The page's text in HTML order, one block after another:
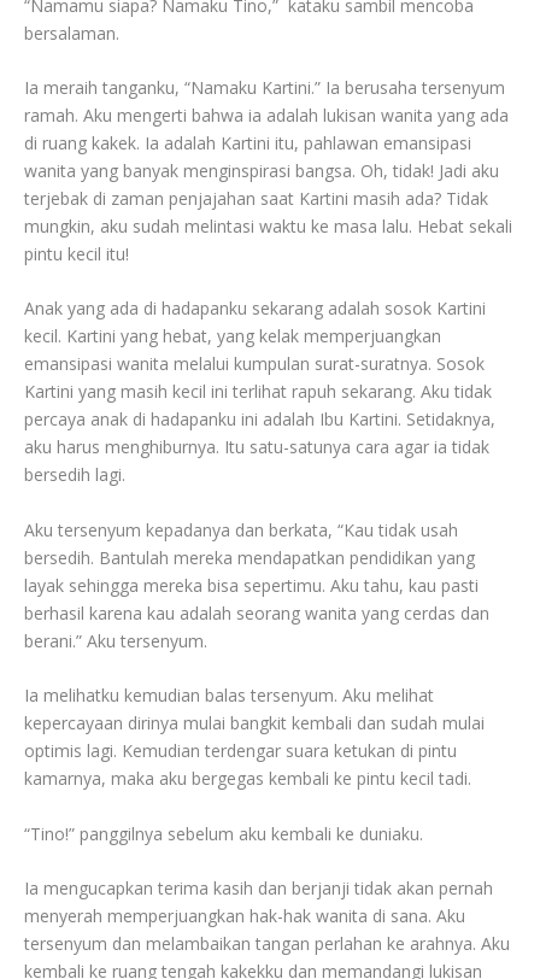
“Namamu siapa? Namaku Tino,” kataku sambil mencoba
bersalaman.
Ia meraih tanganku, “Namaku Kartini.” Ia berusaha tersenyum
ramah. Aku mengerti bahwa ia adalah lukisan wanita yang ada
di ruang kakek. Ia adalah Kartini itu, pahlawan emansipasi
wanita yang banyak menginspirasi bangsa. Oh, tidak! Jadi aku
terjebak di zaman penjajahan saat Kartini masih ada? Tidak
mungkin, aku sudah melintasi waktu ke masa lalu. Hebat sekali
pintu kecil itu!
Anak yang ada di hadapanku sekarang adalah sosok Kartini
kecil. Kartini yang hebat, yang kelak memperjuangkan
emansipasi wanita melalui kumpulan surat-suratnya. Sosok
Kartini yang masih kecil ini terlihat rapuh sekarang. Aku tidak
percaya anak di hadapanku ini adalah Ibu Kartini. Setidaknya,
aku harus menghiburnya. Itu satu-satunya cara agar ia tidak
bersedih lagi.
Aku tersenyum kepadanya dan berkata, “Kau tidak usah
bersedih. Bantulah mereka mendapatkan pendidikan yang
layak sehingga mereka bisa sepertimu. Aku tahu, kau pasti
berhasil karena kau adalah seorang wanita yang cerdas dan
berani.” Aku tersenyum.
Ia melihatku kemudian balas tersenyum. Aku melihat
kepercayaan dirinya mulai bangkit kembali dan sudah mulai
optimis lagi. Kemudian terdengar suara ketukan di pintu
kamarnya, maka aku bergegas kembali ke pintu kecil tadi.
“Tino!” panggilnya sebelum aku kembali ke duniaku.
Ia mengucapkan terima kasih dan berjanji tidak akan pernah
menyerah memperjuangkan hak-hak wanita di sana. Aku
tersenyum dan melambaikan tangan perlahan ke arahnya. Aku
kembali ke ruang tengah kakekku dan memandangi lukisan